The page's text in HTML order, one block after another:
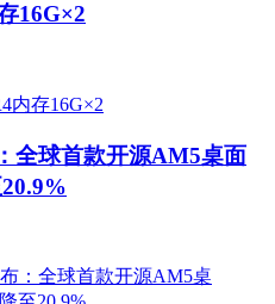
16G×2
全球首款开源AM5桌面